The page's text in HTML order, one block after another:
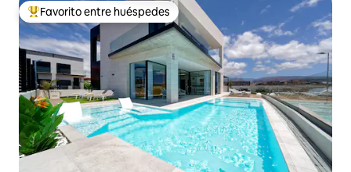
Favorito entre huéspedes preferido
Favorito entre huéspedes